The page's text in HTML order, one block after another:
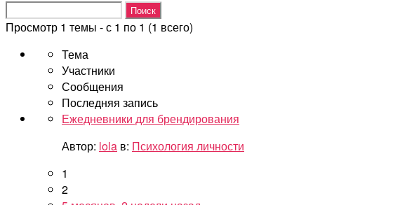
Просмотр 1 темы - с 1 по 1 (1 всего)
Тема
Участники
Сообщения
Последняя запись
Ежедневники для брендирования
Автор: lola в: Психология личности
1
2